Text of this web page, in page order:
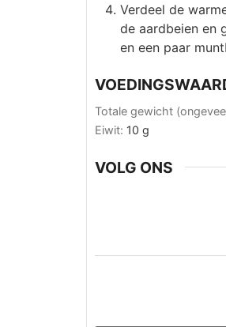
Verdeel de
de aardbeien en
en een paar
Totale gewicht
Eiwit: 10 g
VOLG ONS